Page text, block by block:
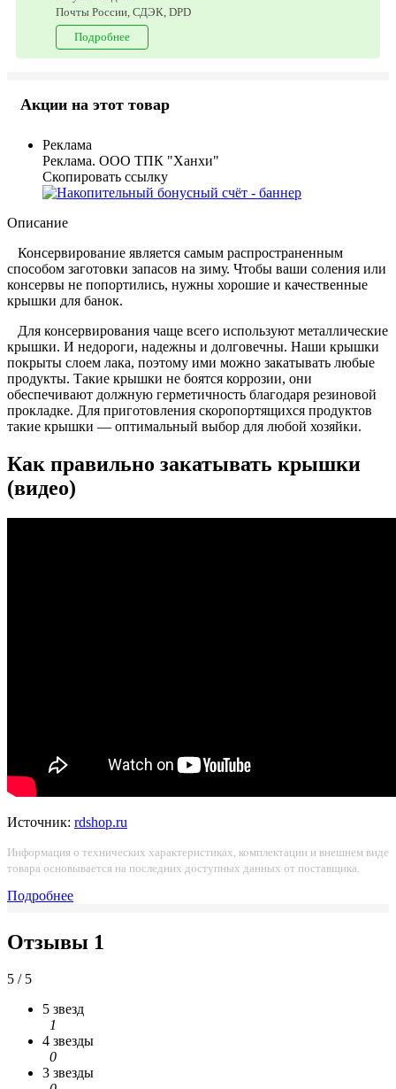
Почты России, СДЭК, DPD
Подробнее
Акции на этот товар
Реклама
Реклама. ООО ТПК "Ханхи"
Скопировать ссылку
Описание
Консервирование является самым распространенным
способом заготовки запасов на зиму. Чтобы ваши соления или
консервы не попортились, нужны хорошие и качественные
крышки для банок.
Для консервирования чаще всего используют металлические
крышки. И недороги, надежны и долговечны. Наши крышки
покрыты слоем лака, поэтому ими можно закатывать любые
продукты. Такие крышки не боятся коррозии, они
обеспечивают должную герметичность благодаря резиновой
прокладке. Для приготовления скоропортящихся продуктов
такие крышки — оптимальный выбор для любой хозяйки.
Как правильно закатывать крышки
(видео)
Источник: rdshop.ru
Информация о технических характеристиках, комплектации и внешнем виде
товара основывается на последних доступных данных от поставщика.
Подробнее
Отзывы 1
5 / 5
5 звезд
1
4 звезды
0
3 звезды